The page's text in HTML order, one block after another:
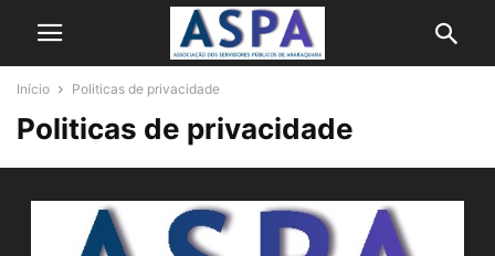
Início Politicas de privacidade
Politicas de privacidade